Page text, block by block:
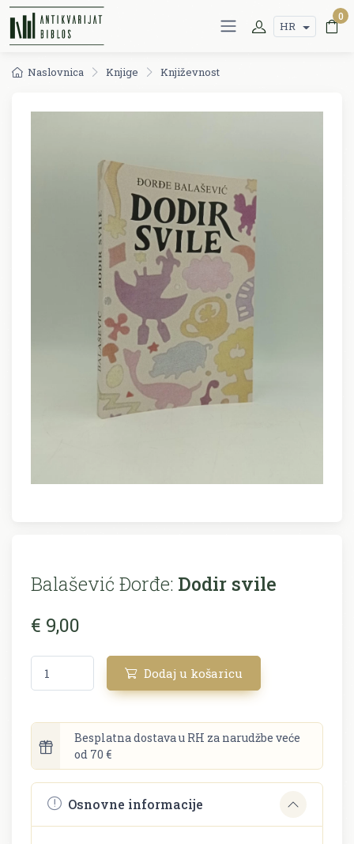
HR
0
Naslovnica Knjige Književnost
Balašević Ðorđe: Dodir svile
€ 9,00
Dodaj u košaricu
Besplatna dostava u RH za narudžbe veće
od 70 €
Osnovne informacije